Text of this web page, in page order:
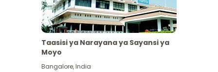
Taasisi ya Narayana ya Sayansi ya
Moyo
Bangalore,India